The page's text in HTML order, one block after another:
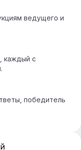
ведущего и
каждый с
победитель